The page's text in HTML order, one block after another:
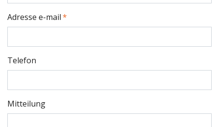
Adresse e-mail
Telefon
Mitteilung